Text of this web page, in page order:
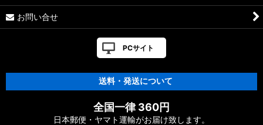
お問い合せ
PCサイト
送料・発送について
全国一律 360円
日本郵便・ヤマト運輸がお届け致します。